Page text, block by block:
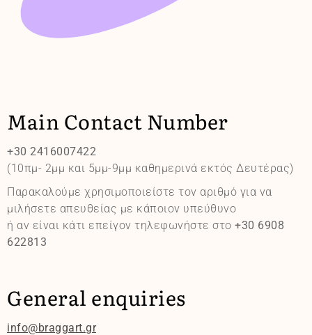
Main Contact Number
+30 2416007422
(10πμ- 2μμ και 5μμ-9μμ καθημερινά εκτός Δευτέρας)
Παρακαλούμε χρησιμοποιείστε τον αριθμό για να
μιλήσετε απευθείας με κάποιον υπεύθυνο
ή αν είναι κάτι επείγον τηλεφωνήστε στο +30 6908
622813
General enquiries
info@braggart.gr